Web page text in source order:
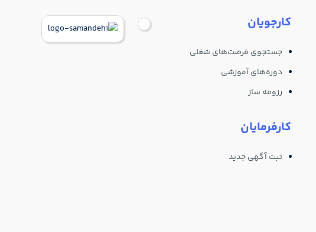
کارجویان
جستجوی فرصت‌های شغلی
دوره‌های آموزشی
رزومه ساز
کارفرمایان
ثبت آگهی جدید